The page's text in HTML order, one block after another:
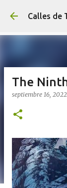
The
septiembre 16, 2022